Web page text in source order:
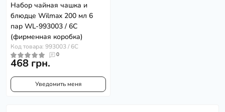
Набор чайная чашка и
блюдце Wilmax 200 мл 6
пар WL-993003 / 6C
(фирменная коробка)
Код товара: 993003 / 6C
0
468 грн.
Уведомить меня